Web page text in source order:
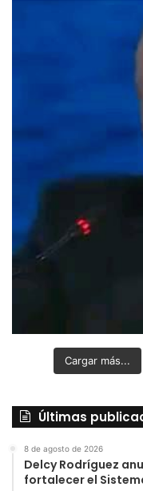
Cargar más...
Últimas
8 de agosto de 2026
Delcy Rodríguez
fortalecer el